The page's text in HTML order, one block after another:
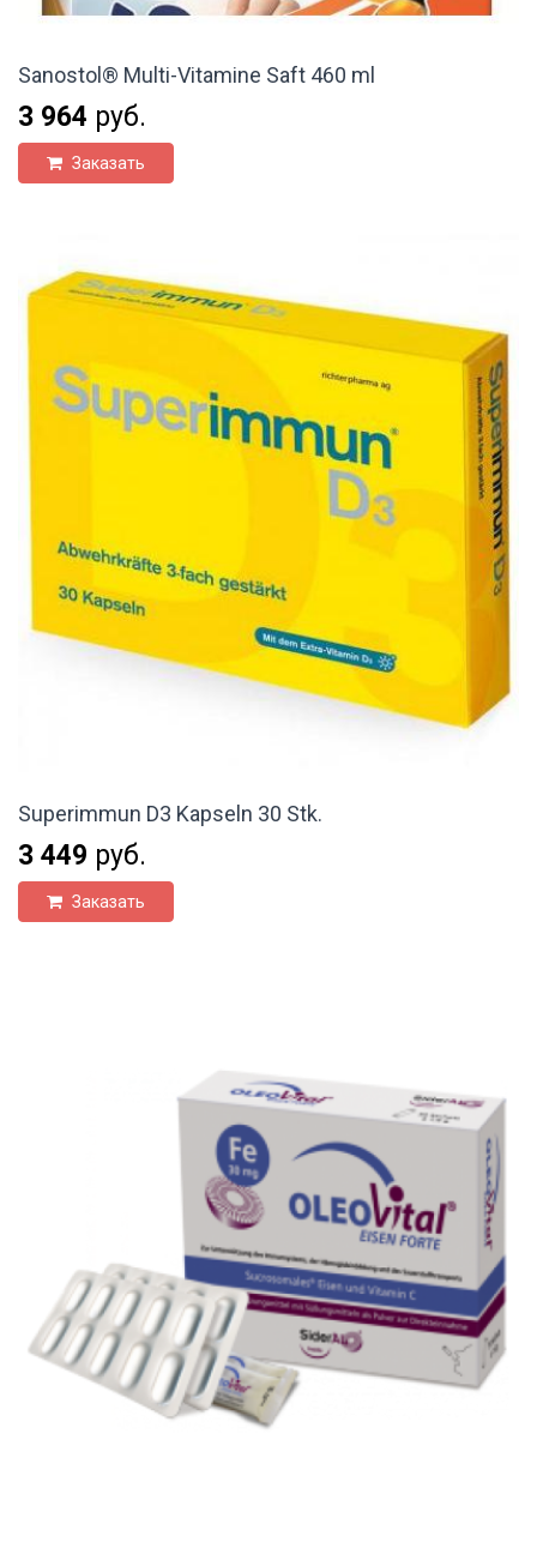
Sanostol® Multi-Vitamine Saft 460 ml
3 964 руб.
Заказать
Superimmun D3 Kapseln 30 Stk.
3 449 руб.
Заказать